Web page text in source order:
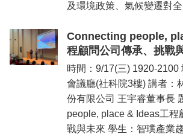
及環境政策、氣候變遷對全
Connecting people,
程顧問公司傳承、挑戰
時間：9/17(三) 1920-2100
會議廳(社科院3樓) 講者：
份有限公司 王宇睿董事長
people, place & Ideas工程
戰與未來 學生：智璞產業